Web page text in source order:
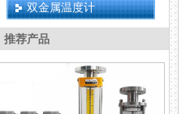
双金属温度计
推荐产品